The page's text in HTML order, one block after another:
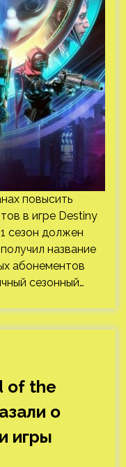
повысить
в игре Destiny
сезон должен
название
абонементов
сезонный…
of the
о
игры